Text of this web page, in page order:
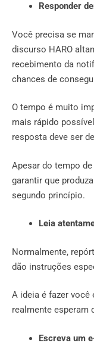
Responder
Você precisa se
discurso HARO
recebimento da
chances de
O tempo é muito
mais rápido
resposta deve ser
Apesar do tempo
garantir que
segundo princípio.
Leia
Normalmente,
dão instruções
A ideia é fazer você
realmente esperam
Escreva um